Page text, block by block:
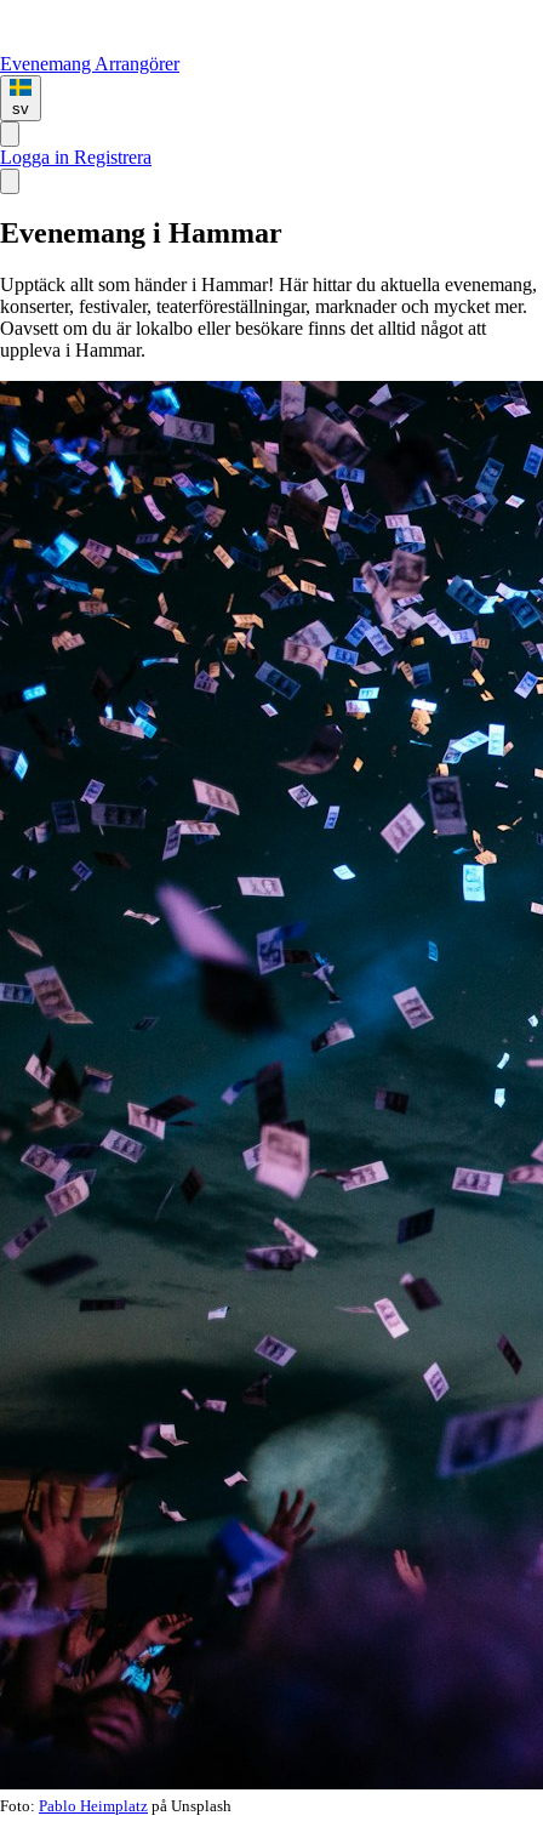
Evenemang Arrangörer
sv
Logga in Registrera
Evenemang i Hammar
Upptäck allt som händer i Hammar! Här hittar du aktuella evenemang,
konserter, festivaler, teaterföreställningar, marknader och mycket mer.
Oavsett om du är lokalbo eller besökare finns det alltid något att
uppleva i Hammar.
Foto: Pablo Heimplatz på Unsplash